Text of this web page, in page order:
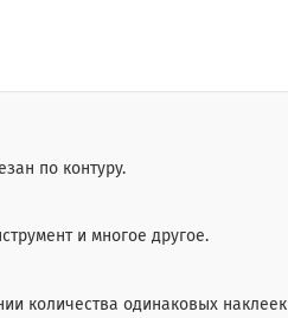
по контуру.
и многое другое.
количества одинаковых наклеек